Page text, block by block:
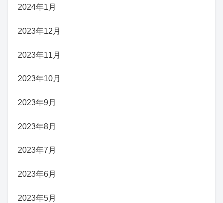
2024年1月
2023年12月
2023年11月
2023年10月
2023年9月
2023年8月
2023年7月
2023年6月
2023年5月